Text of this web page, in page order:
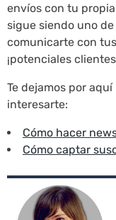
envíos con tu
sigue siendo uno
comunicarte con
¡potenciales
Te dejamos por
interesarte:
Cómo hacer
Cómo captar